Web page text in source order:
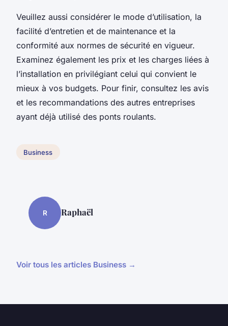
Veuillez aussi considérer le mode d’utilisation, la
facilité d’entretien et de maintenance et la
conformité aux normes de sécurité en vigueur.
Examinez également les prix et les charges liées à
l’installation en privilégiant celui qui convient le
mieux à vos budgets. Pour finir, consultez les avis
et les recommandations des autres entreprises
ayant déjà utilisé des ponts roulants.
Business
R Raphaël
Voir tous les articles Business →